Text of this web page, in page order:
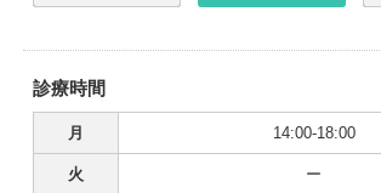
診療時間
月 14:00-18:00
火 ー